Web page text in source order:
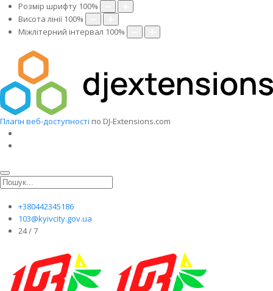
Розмір шрифту 100%
Висота лінії 100%
Міжлітерний інтервал 100%
Плагін веб-доступності по DJ-Extensions.com
+380442345186
103@kyivcity.gov.ua
24 / 7